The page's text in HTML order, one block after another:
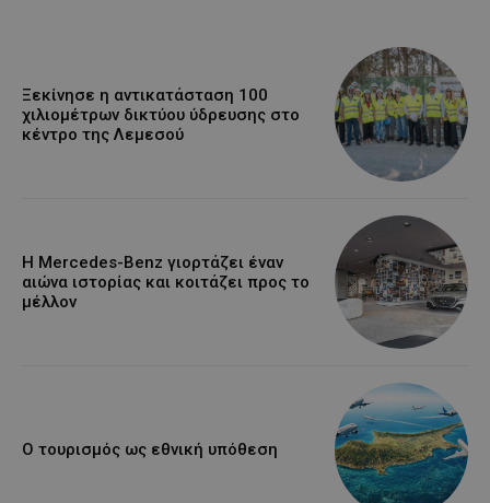
Ξεκίνησε η αντικατάσταση 100
χιλιομέτρων δικτύου ύδρευσης στο
κέντρο της Λεμεσού
Η Mercedes-Benz γιορτάζει έναν
αιώνα ιστορίας και κοιτάζει προς το
μέλλον
Ο τουρισμός ως εθνική υπόθεση